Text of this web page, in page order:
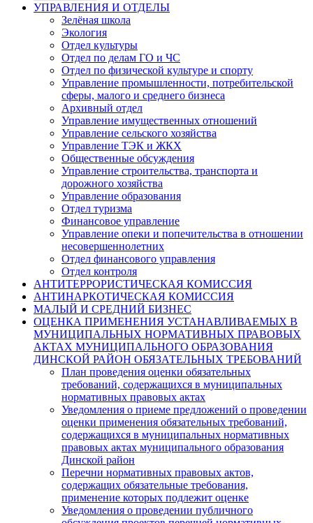
УПРАВЛЕНИЯ И ОТДЕЛЫ
Зелёная школа
Экология
Отдел культуры
Отдел по делам ГО и ЧС
Отдел по физической культуре и спорту
Управление промышленности, потребительской
сферы, малого и среднего бизнеса
Архивный отдел
Управление имущественных отношений
Управление сельского хозяйства
Управление ТЭК и ЖКХ
Общественные обсуждения
Управление строительства, транспорта и
дорожного хозяйства
Управление образования
Отдел туризма
Финансовое управление
Управление опеки и попечительства в отношении
несовершеннолетних
Отдел финансового управления
Отдел контроля
АНТИТЕРРОРИСТИЧЕСКАЯ КОМИССИЯ
АНТИНАРКОТИЧЕСКАЯ КОМИССИЯ
МАЛЫЙ И СРЕДНИЙ БИЗНЕС
ОЦЕНКА ПРИМЕНЕНИЯ УСТАНАВЛИВАЕМЫХ В
МУНИЦИПАЛЬНЫХ НОРМАТИВНЫХ ПРАВОВЫХ
АКТАХ МУНИЦИПАЛЬНОГО ОБРАЗОВАНИЯ
ДИНСКОЙ РАЙОН ОБЯЗАТЕЛЬНЫХ ТРЕБОВАНИЙ
План проведения оценки обязательных
требований, содержащихся в муниципальных
нормативных правовых актах
Уведомления о приеме предложений о проведении
оценки применения обязательных требований,
содержащихся в муниципальных нормативных
правовых актах муниципального образования
Динской район
Перечни нормативных правовых актов,
содержащих обязательные требования,
применение которых подлежит оценке
Уведомления о проведении публичного